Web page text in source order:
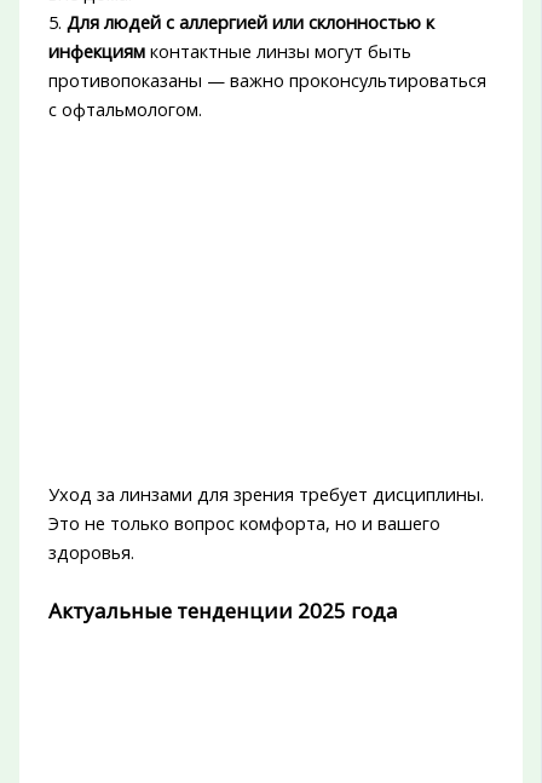
5. Для людей с аллергией или склонностью к
инфекциямконтактные линзы могут быть
противопоказаны — важно проконсультироваться
с офтальмологом.
Уход за линзами для зрения требует дисциплины.
Это не только вопрос комфорта, но и вашего
здоровья.
Актуальные тенденции 2025 года